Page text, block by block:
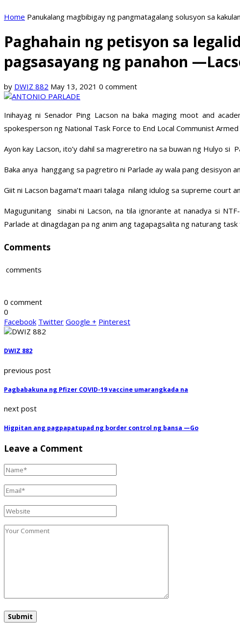
Home Panukalang magbibigay ng pangmatagalang solusyon sa
Paghahain ng petisyon sa
pagsasayang ng panahon
by DWIZ 882 May 13, 2021 0 comment
Inihayag ni Senador Ping Lacson na baka maging moot and
spokesperson ng National Task Force to End Local Communist Armed
Ayon kay Lacson, ito’y dahil sa magreretiro na sa buwan ng Hulyo si
Baka anya hanggang sa pagretiro ni Parlade ay wala pang desisyon
Giit ni Lacson bagama’t maari talaga nilang idulog sa supreme court
Magugunitang sinabi ni Lacson, na tila ignorante at nanadya si
Parlade at dinagdagan pa ng anim ang tagapagsalita ng naturang task
Comments
comments
0 comment
0
Facebook Twitter Google + Pinterest
DWIZ 882
previous post
Pagbabakuna ng Pfizer COVID-19 vaccine umarangkada na
next post
Higpitan ang pagpapatupad ng border control ng bansa —Go
Leave a Comment